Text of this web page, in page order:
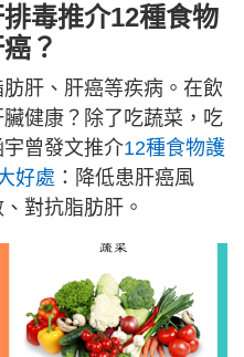
毒推介12種食物
？
肝、肝癌等疾病。在飲
健康？除了吃蔬菜，吃
曾發文推介12種食物護
好處 ：降低患肝癌風
對抗脂肪肝。